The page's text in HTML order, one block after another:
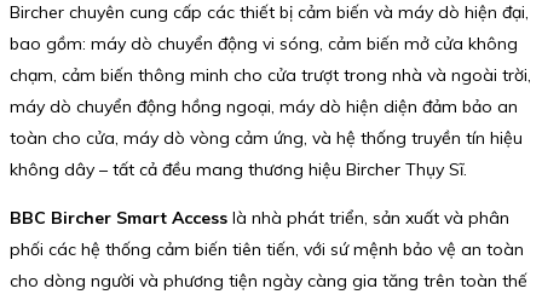
Bircher chuyên cung cấp các thiết bị cảm biến và máy dò hiện đại,
bao gồm: máy dò chuyển động vi sóng, cảm biến mở cửa không
chạm, cảm biến thông minh cho cửa trượt trong nhà và ngoài trời,
máy dò chuyển động hồng ngoại, máy dò hiện diện đảm bảo an
toàn cho cửa, máy dò vòng cảm ứng, và hệ thống truyền tín hiệu
không dây – tất cả đều mang thương hiệu Bircher Thụy Sĩ.
BBC Bircher Smart Access là nhà phát triển, sản xuất và phân
phối các hệ thống cảm biến tiên tiến, với sứ mệnh bảo vệ an toàn
cho dòng người và phương tiện ngày càng gia tăng trên toàn thế